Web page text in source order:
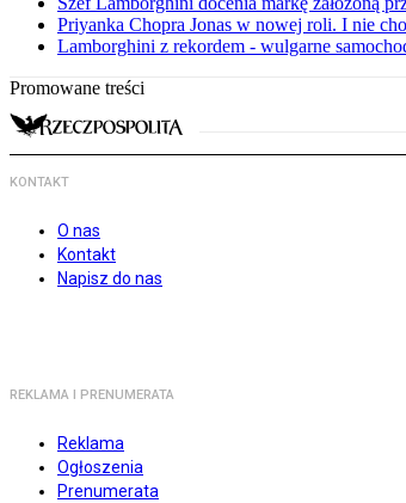
Priyanka Chopra Jonas w nowej roli. I nie
Lamborghini z rekordem - wulgarne
Promowane treści
KONTAKT
O nas
Kontakt
Napisz do nas
REKLAMA I PRENUMERATA
Reklama
Ogłoszenia
Prenumerata